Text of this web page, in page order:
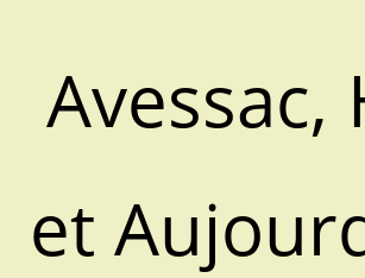
Avessac,
et